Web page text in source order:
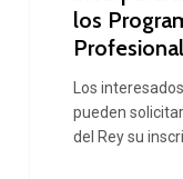
Profesional
los
Profesional
Los
pueden
del Rey su